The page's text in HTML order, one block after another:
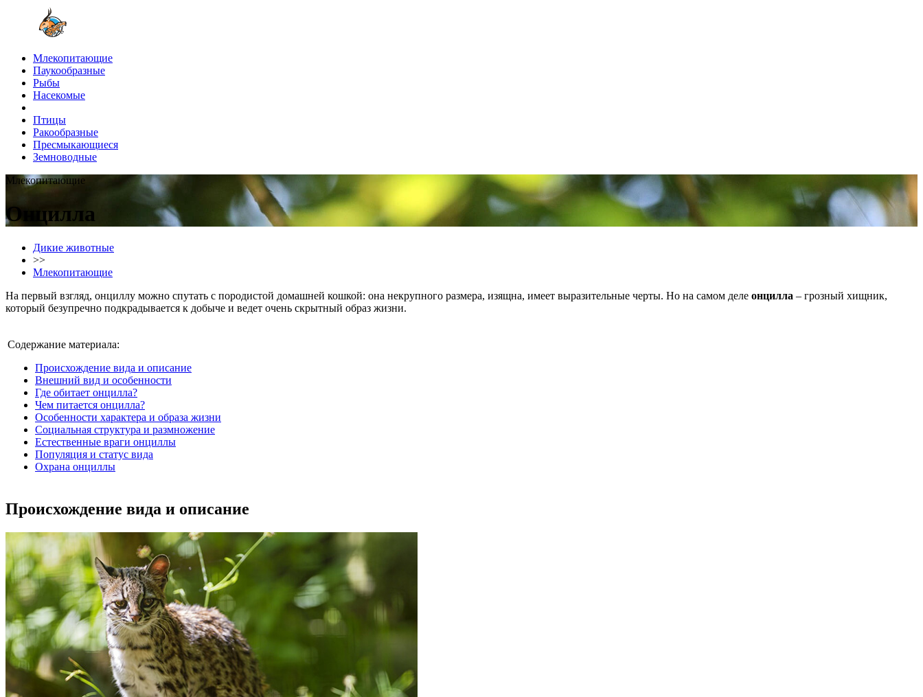
Млекопитающие
Паукообразные
Рыбы
Насекомые
Птицы
Ракообразные
Пресмыкающиеся
Земноводные
Млекопитающие
Онцилла
Дикие животные
>>
Млекопитающие
На первый взгляд, онциллу можно спутать с породистой домашней кошкой: она некрупного размера, изящна, имеет выразительные черты. Но на самом деле онцилла – грозный хищник,
который безупречно подкрадывается к добыче и ведет очень скрытный образ жизни.
Содержание материала:
Происхождение вида и описание
Внешний вид и особенности
Где обитает онцилла?
Чем питается онцилла?
Особенности характера и образа жизни
Социальная структура и размножение
Естественные враги онциллы
Популяция и статус вида
Охрана онциллы
Происхождение вида и описание